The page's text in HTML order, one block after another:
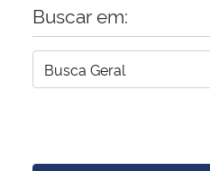
Buscar em: